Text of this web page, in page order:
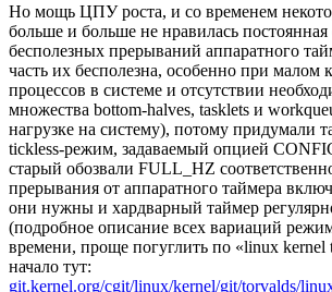
Но мощь ЦПУ роста, и со временем
больше и больше не нравилась постоянная
бесполезных прерываний аппаратного
часть их бесполезна, особенно при малом
процессов в системе и отсутствии
множества bottom-halves, tasklets и
нагрузке на систему), потому придумали
tickless-режим, задаваемый опцией
старый обозвали FULL_HZ
прерывания от аппаратного таймера
они нужны и хардварный таймер
(подробное описание всех вариаций
времени, проще погуглить по «linux kernel
начало тут:
git.kernel.org/cgit/linux/kernel/git/torvalds/